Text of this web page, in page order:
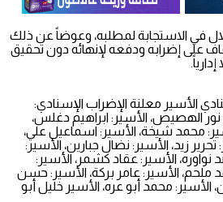
في الاستجابة لمطلبه، وعوضاً عن ذلك
على إضرابه ودفعه لإنهائه دون تحقيق
الأسير معلنة الإضراب الإسنادي:
نور الهصيص، الأسير: ابراهیم دغلس،
محمد شیخة، الأسير: اسماعيل علي،
زيد، الأسير: نضال جبارين، الأسير:
الأسير: عقاد كشمر، الأسير:
الأسير: عامر بركة، الأسير: حسن
الأسير: محمد أبو عره، الأسير خليل أبو